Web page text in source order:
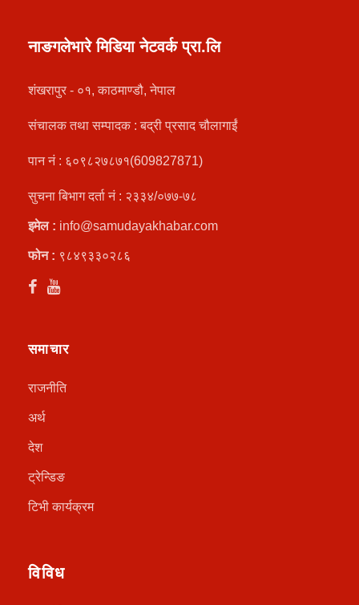
नाङगलेभारे मिडिया नेटवर्क प्रा.लि
शंखरापुर - ०१, काठमाण्डौ, नेपाल
संचालक तथा सम्पादक : बद्री प्रसाद चौलागाईं
पान नं : ६०९८२७८७१(609827871)
सुचना बिभाग दर्ता नं : २३३४/०७७-७८
इमेल : info@samudayakhabar.com
फोन : ९८४९३३०२८६
समाचार
राजनीति
अर्थ
देश
ट्रेन्डिङ
टिभी कार्यक्रम
विविध